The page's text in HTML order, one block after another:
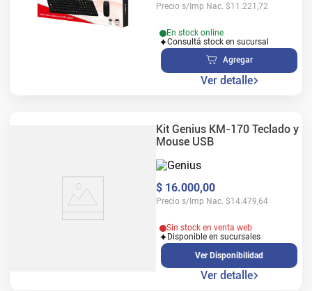
Precio s/Imp Nac. $11.221,72
En stock online
Consultá stock en sucursal
Agregar
Ver detalle
Kit Genius KM-170 Teclado y
Mouse USB
$ 16.000,00
Precio s/Imp Nac. $14.479,64
Sin stock en venta web
Disponible en sucursales
Ver Disponibilidad
Ver detalle